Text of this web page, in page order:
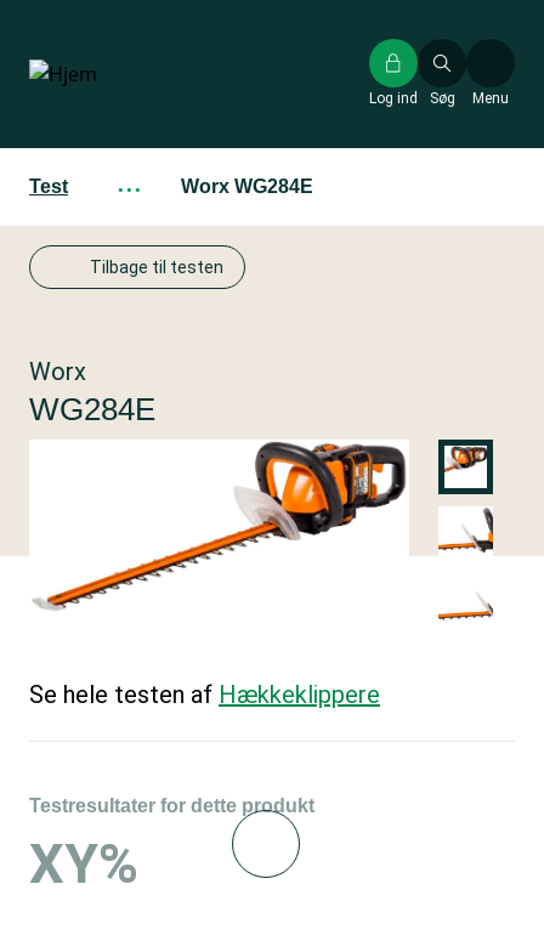
hovedindhold
Søg
Log ind Menu
Test ··· Worx WG284E
Tilbage til testen
Worx
WG284E
Se hele testen af Hækkeklippere
Testresultater for dette produkt
XY%